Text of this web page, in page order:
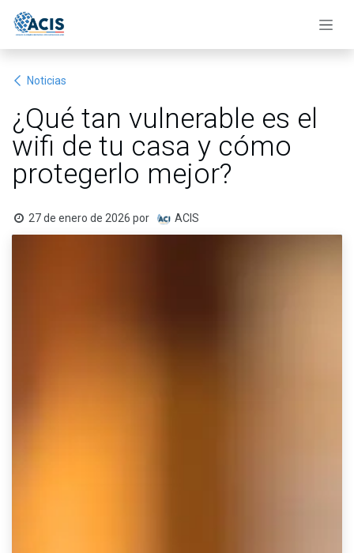
Noticias
¿Qué tan vulnerable es el
wifi de tu casa y cómo
protegerlo mejor?
27 de enero de 2026 por ACIS